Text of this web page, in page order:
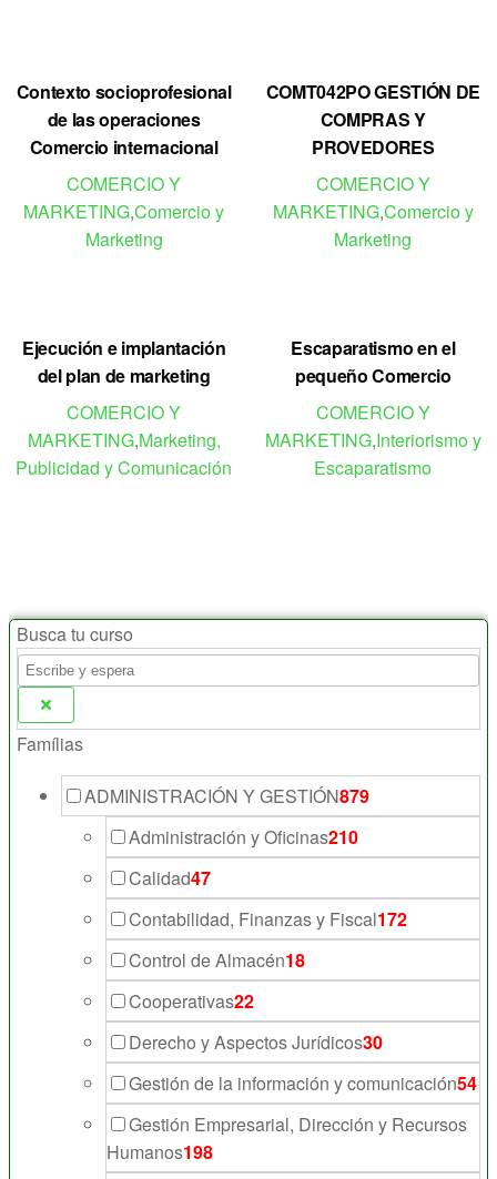
Contexto socioprofesional
de las operaciones
Comercio internacional
COMERCIO Y
MARKETING,Comercio y
Marketing
COMT042PO GESTIÓN DE
COMPRAS Y
PROVEDORES
COMERCIO Y
MARKETING,Comercio y
Marketing
Ejecución e implantación
del plan de marketing
COMERCIO Y
MARKETING,Marketing,
Publicidad y Comunicación
Escaparatismo en el
pequeño Comercio
COMERCIO Y
MARKETING,Interiorismo y
Escaparatismo
Busca tu curso
Famílias
ADMINISTRACIÓN Y GESTIÓN879
Administración y Oficinas210
Calidad47
Contabilidad, Finanzas y Fiscal172
Control de Almacén18
Cooperativas22
Derecho y Aspectos Jurídicos30
Gestión de la información y comunicación54
Gestión Empresarial, Dirección y Recursos
Humanos198